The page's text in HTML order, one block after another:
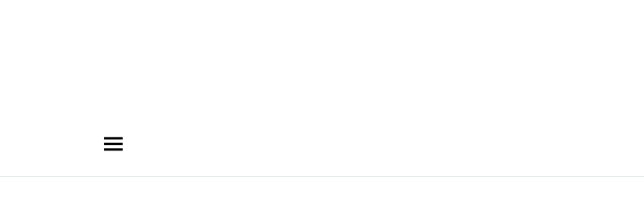
Search for: